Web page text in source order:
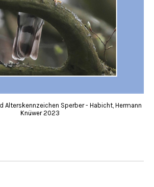
Alterskennzeichen Sperber - Habicht, Hermann
Knüwer 2023